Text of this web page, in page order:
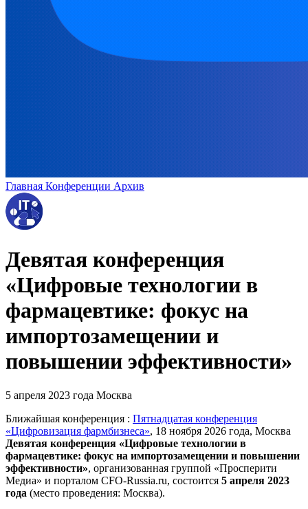
Главная Конференции Архив
Девятая конференция
«Цифровые технологии в
фармацевтике: фокус на
импортозамещении и
повышении эффективности»
5 апреля 2023 года Москва
Ближайшая конференция : Пятнадцатая конференция
«Цифровизация фармбизнеса», 18 ноября 2026 года, Москва
Девятая конференция «Цифровые технологии в
фармацевтике: фокус на импортозамещении и повышении
эффективности», организованная группой «Просперити
Медиа» и порталом CFO-Russia.ru, состоится 5 апреля 2023
года (место проведения: Москва).